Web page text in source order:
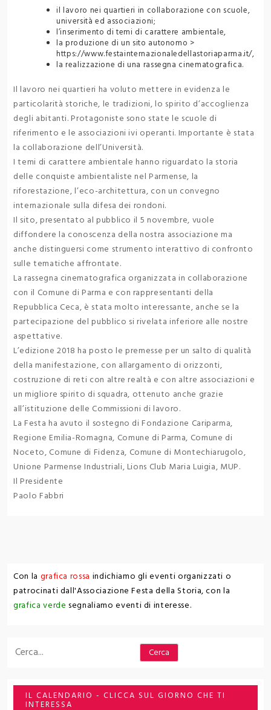
il lavoro nei quartieri in collaborazione con scuole,
università ed associazioni;
l’inserimento di temi di carattere ambientale,
la produzione di un sito autonomo >
https://www.festainternazionaledellastoriaparma.it/,
la realizzazione di una rassegna cinematografica.
Il lavoro nei quartieri ha voluto mettere in evidenza le
particolarità storiche, le tradizioni, lo spirito d’accoglienza
degli abitanti. Protagoniste sono state le scuole di
riferimento e le associazioni ivi operanti. Importante è stata
la collaborazione dell’Università.
I temi di carattere ambientale hanno riguardato la storia
delle conquiste ambientaliste nel Parmense, la
riforestazione, l’eco-architettura, con un convegno
internazionale sulla difesa dei rondoni.
Il sito, presentato al pubblico il 5 novembre, vuole
diffondere la conoscenza della nostra associazione ma
anche distinguersi come strumento interattivo di confronto
sulle tematiche affrontate.
La rassegna cinematografica organizzata in collaborazione
con il Comune di Parma e con rappresentanti della
Repubblica Ceca, è stata molto interessante, anche se la
partecipazione del pubblico si rivelata inferiore alle nostre
aspettative.
L’edizione 2018 ha posto le premesse per un salto di qualità
della manifestazione, con allargamento di orizzonti,
costruzione di reti con altre realtà e con altre associazioni e
un migliore spirito di squadra, ottenuto anche grazie
all’istituzione delle Commissioni di lavoro.
La Festa ha avuto il sostegno di Fondazione Cariparma,
Regione Emilia-Romagna, Comune di Parma, Comune di
Noceto, Comune di Fidenza, Comune di Montechiarugolo,
Unione Parmense Industriali, Lions Club Maria Luigia, MUP.
Il Presidente
Paolo Fabbri
Con la grafica rossa indichiamo gli eventi organizzati o
patrocinati dall'Associazione Festa della Storia, con la
grafica verde segnaliamo eventi di interesse.
Cerca Cerca
IL CALENDARIO - CLICCA SUL GIORNO CHE TI
INTERESSA